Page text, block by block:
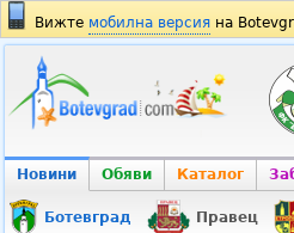
Вижте мобилна версия на
Новини Обяви Каталог
Ботевград Правец